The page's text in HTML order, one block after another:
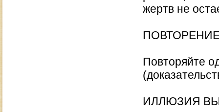
жертв не
Повторяйте
ИЛЛЮЗИЯ